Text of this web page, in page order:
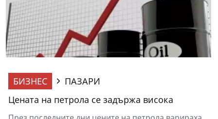
БИЗНЕС
ПАЗАРИ
Цената на петрола се задържа висока